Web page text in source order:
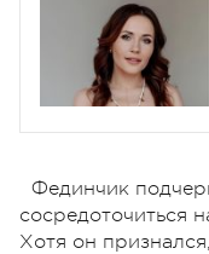
Фединчик
сосредоточиться
Хотя он